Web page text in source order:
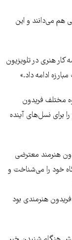
هم می‌دانند و این
هنری در تلویزیون
ادامه داد.»
مختلف فریدون
برای نسل‌های آینده
هنرمند معترضی
خود را می‌شناخت و
هنرمندی بود